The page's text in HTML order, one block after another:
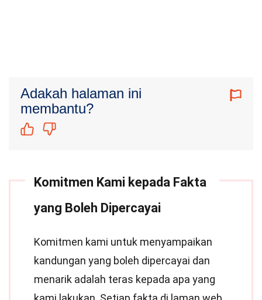
Adakah halaman ini
membantu?
Komitmen Kami kepada Fakta
yang Boleh Dipercayai
Komitmen kami untuk menyampaikan
kandungan yang boleh dipercayai dan
menarik adalah teras kepada apa yang